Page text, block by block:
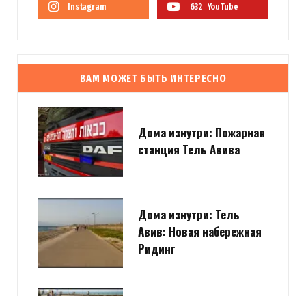
Instagram 632 YouTube
ВАМ МОЖЕТ БЫТЬ ИНТЕРЕСНО
Дома изнутри: Пожарная
станция Тель Авива
Дома изнутри: Тель
Авив: Новая набережная
Ридинг